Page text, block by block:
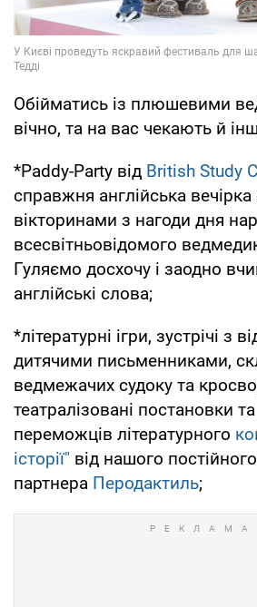
Обійматись із плюшевими
вічно, та на вас чекають й
*Paddy-Party від British Study
справжня англійська
вікторинами з нагоди дня
всесвітньовідомого
Гуляємо досхочу і заодно
англійські слова;
*літературні ігри, зустрічі з
дитячими письменниками,
ведмежачих судоку та
театралізовані постановки
переможців літературного
історії" від нашого
партнера Перодактиль;